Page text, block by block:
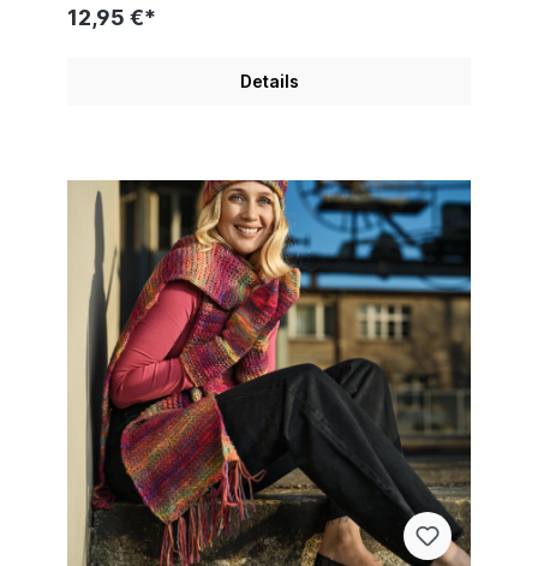
12,95 €*
Details